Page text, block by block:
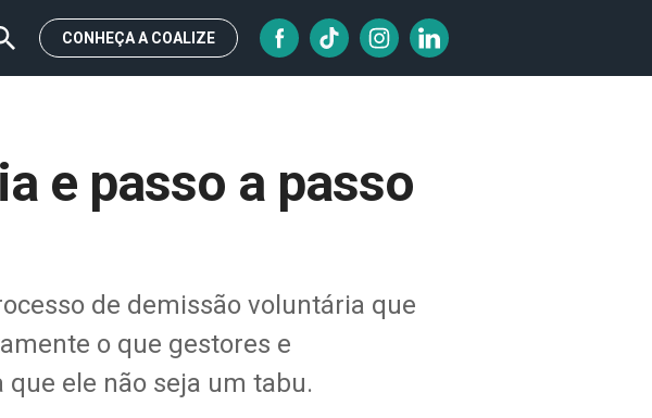
CONHEÇA A COALIZE
e passo a passo
de demissão voluntária que
o que gestores e
ele não seja um tabu.